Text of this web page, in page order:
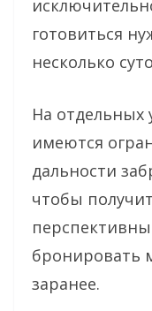
готовиться
несколько
На отдельных
имеются
дальности
чтобы
бронировать
заранее.